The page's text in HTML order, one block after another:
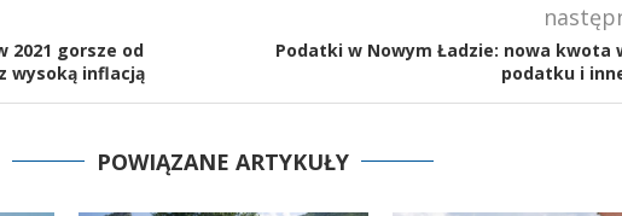
2021 gorsze od
wysoką inflacją
Podatki w Nowym Ładzie: nowa kwota
podatku i
POWIĄZANE ARTYKUŁY